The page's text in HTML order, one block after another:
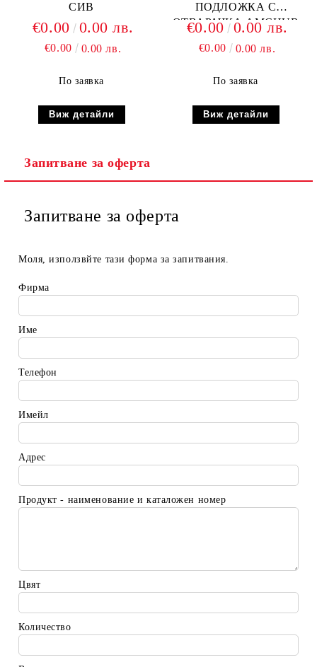
СИВ
€0.00 0.00 лв.
€0.00 0.00 лв.
По заявка
Виж детайли
ПОДЛОЖКА С
ОТВАРАЧКА AMCHUR
€0.00 0.00 лв.
€0.00 0.00 лв.
По заявка
Виж детайли
Запитване за оферта
Запитване за оферта
Моля, използвйте тази форма за запитвания.
Фирма
Име
Телефон
Имейл
Адрес
Продукт - наименование и каталожен номер
Цвят
Количество